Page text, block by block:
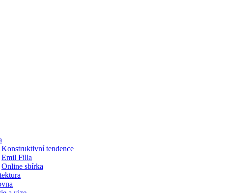
Konstruktivní tendence
Emil Filla
Online sbírka